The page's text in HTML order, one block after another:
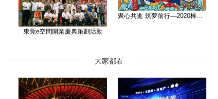
東莞e空間開業慶典策劃活動
聚心共進 筑夢前行—2020棒谷科
大家都看